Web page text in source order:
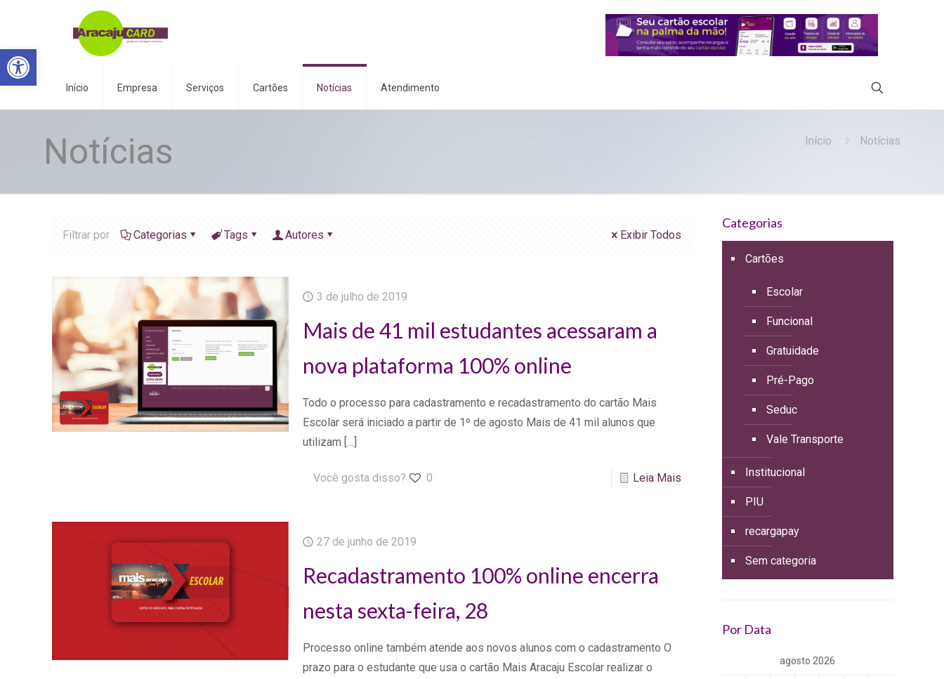
Abrir a barra de ferramentas
Início Empresa Serviços Cartões Notícias Atendimento
Notícias Início Notícias
Filtrar por Categorias Tags Autores Exibir Todos
3 de julho de 2019
Mais de 41 mil estudantes acessaram a
nova plataforma 100% online
Todo o processo para cadastramento e recadastramento do cartão Mais
Escolar será iniciado a partir de 1º de agosto Mais de 41 mil alunos que
utilizam […]
Você gosta disso? 0 Leia Mais
27 de junho de 2019
Recadastramento 100% online encerra
nesta sexta-feira, 28
Processo online também atende aos novos alunos com o cadastramento O
prazo para o estudante que usa o cartão Mais Aracaju Escolar realizar o
Categorias
Cartões
Escolar
Funcional
Gratuidade
Pré-Pago
Seduc
Vale Transporte
Institucional
PIU
recargapay
Sem categoria
Por Data
agosto 2026